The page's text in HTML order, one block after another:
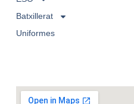
Batxillerat
Uniformes